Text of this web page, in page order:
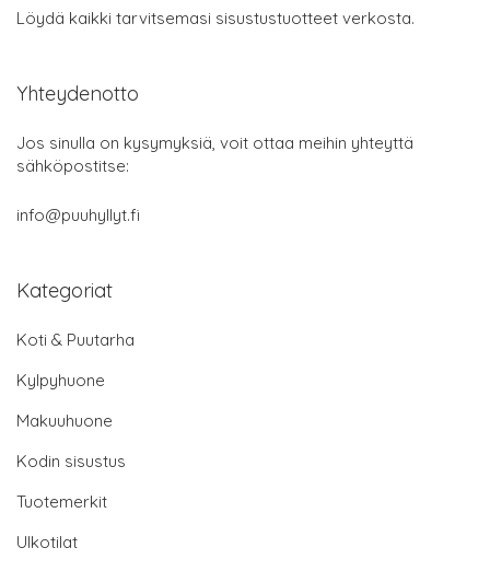
Löydä kaikki tarvitsemasi sisustustuotteet verkosta.
Yhteydenotto
Jos sinulla on kysymyksiä, voit ottaa meihin yhteyttä
sähköpostitse:
info@puuhyllyt.fi
Kategoriat
Koti & Puutarha
Kylpyhuone
Makuuhuone
Kodin sisustus
Tuotemerkit
Ulkotilat